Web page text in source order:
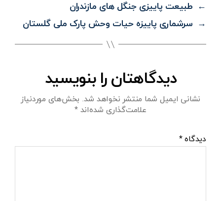
← طبیعت پاییزی جنگل های مازندران
→ سرشماری پاییزه حیات وحش پارک ملی گلستان
دیدگاهتان را بنویسید
نشانی ایمیل شما منتشر نخواهد شد. بخش‌های موردنیاز
علامت‌گذاری شده‌اند*
دیدگاه*